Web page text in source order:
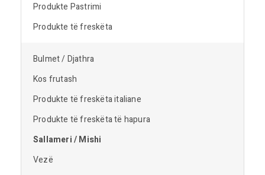
Produkte Pastrimi
Produkte të freskëta
Bulmet / Djathra
Kos frutash
Produkte të freskëta italiane
Produkte të freskëta të hapura
Sallameri / Mishi
Vezë